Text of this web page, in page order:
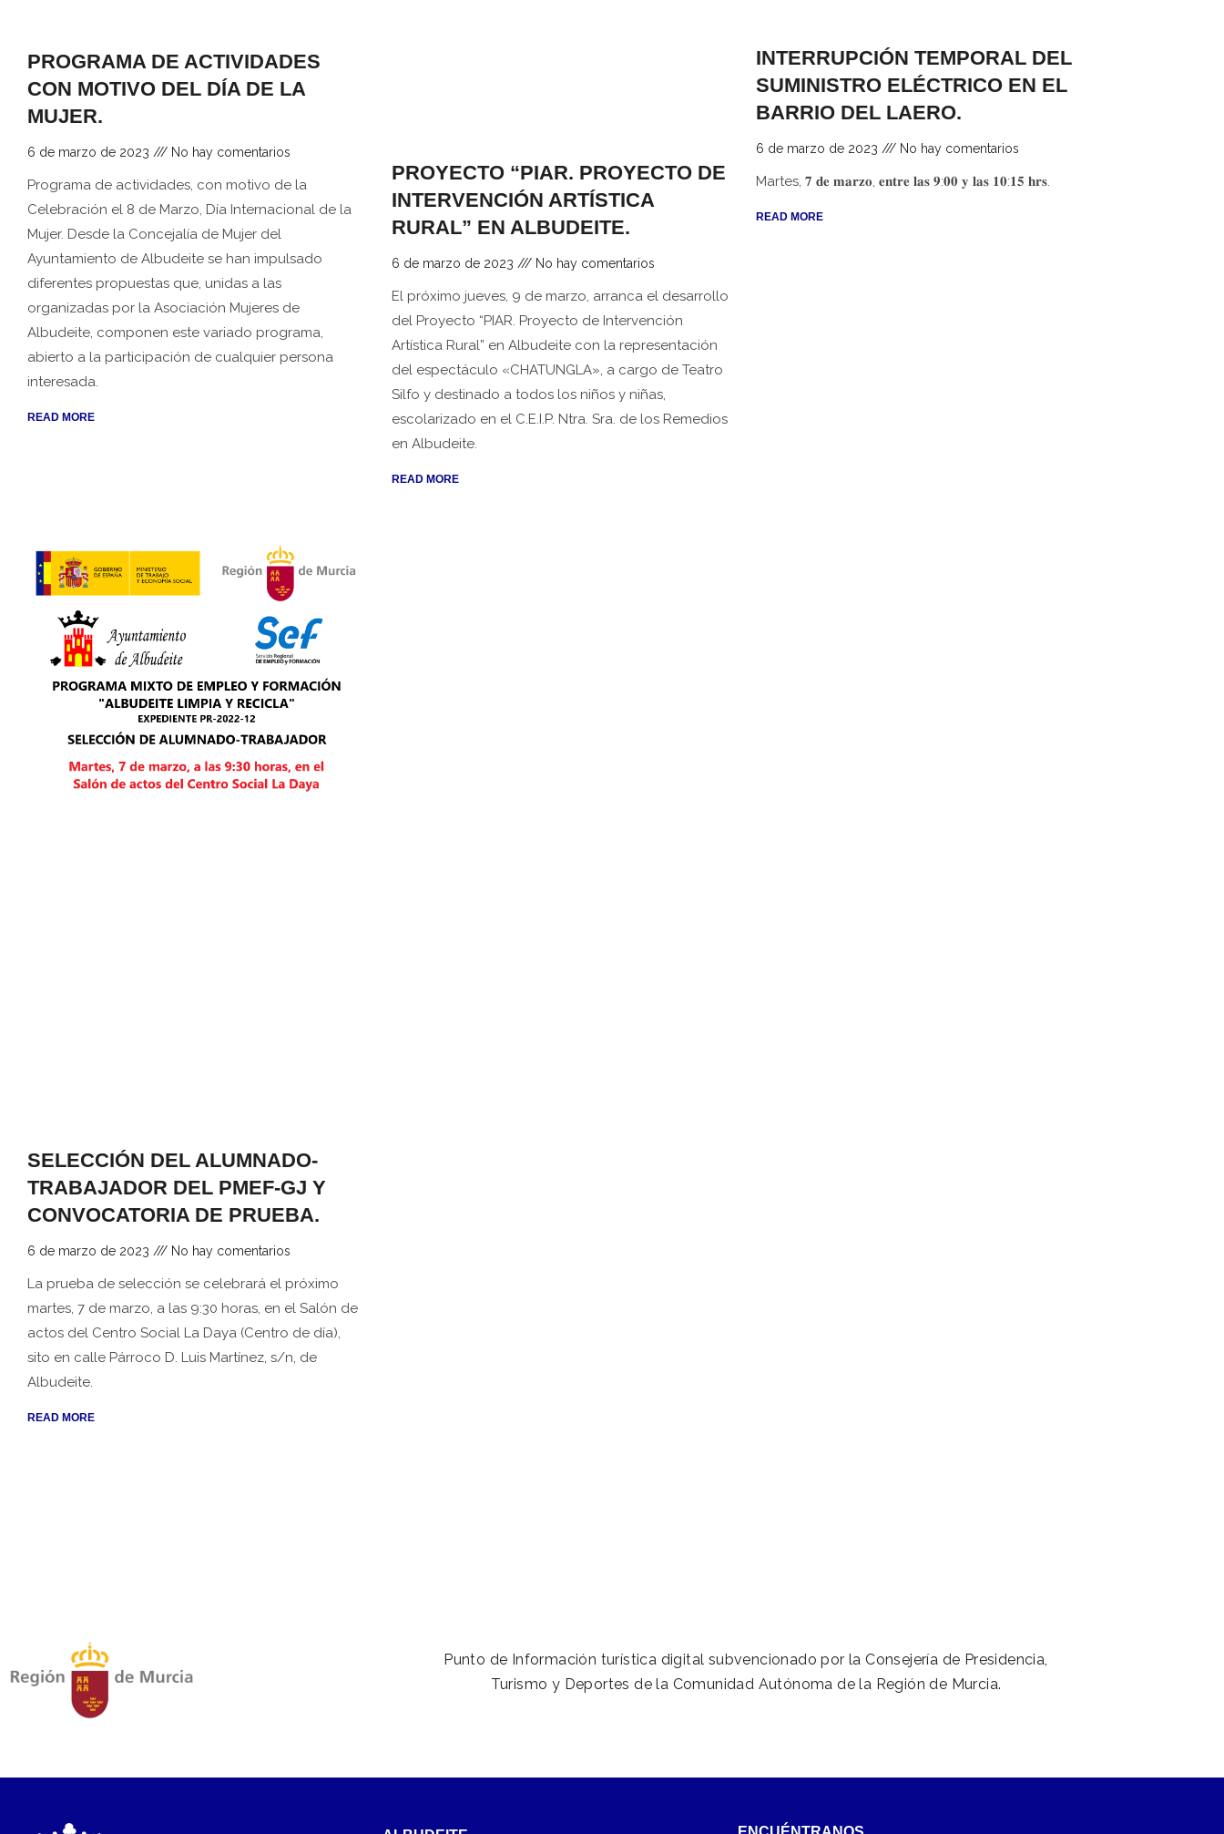
PROGRAMA DE ACTIVIDADES
CON MOTIVO DEL DÍA DE LA
MUJER.
6 de marzo de 2023 No hay comentarios
Programa de actividades, con motivo de la
Celebración el 8 de Marzo, Día Internacional de la
Mujer. Desde la Concejalía de Mujer del
Ayuntamiento de Albudeite se han impulsado
diferentes propuestas que, unidas a las
organizadas por la Asociación Mujeres de
Albudeite, componen este variado programa,
abierto a la participación de cualquier persona
interesada.
READ MORE
PROYECTO “PIAR. PROYECTO DE
INTERVENCIÓN ARTÍSTICA
RURAL” EN ALBUDEITE.
6 de marzo de 2023 No hay comentarios
El próximo jueves, 9 de marzo, arranca el desarrollo
del Proyecto “PIAR. Proyecto de Intervención
Artística Rural” en Albudeite con la representación
del espectáculo «CHATUNGLA», a cargo de Teatro
Silfo y destinado a todos los niños y niñas,
escolarizado en el C.E.I.P. Ntra. Sra. de los Remedios
en Albudeite.
READ MORE
INTERRUPCIÓN TEMPORAL DEL
SUMINISTRO ELÉCTRICO EN EL
BARRIO DEL LAERO.
6 de marzo de 2023 No hay comentarios
Martes, 𝟕 𝐝𝐞 𝐦𝐚𝐫𝐳𝐨, 𝐞𝐧𝐭𝐫𝐞 𝐥𝐚𝐬 𝟗:𝟎𝟎 𝐲 𝐥𝐚𝐬 𝟏𝟎:𝟏𝟓 𝐡𝐫𝐬.
READ MORE
SELECCIÓN DEL ALUMNADO-
TRABAJADOR DEL PMEF-GJ Y
CONVOCATORIA DE PRUEBA.
6 de marzo de 2023 No hay comentarios
La prueba de selección se celebrará el próximo
martes, 7 de marzo, a las 9:30 horas, en el Salón de
actos del Centro Social La Daya (Centro de día),
sito en calle Párroco D. Luis Martínez, s/n, de
Albudeite.
READ MORE
Punto de Información turística digital subvencionado por la Consejería de Presidencia,
Turismo y Deportes de la Comunidad Autónoma de la Región de Murcia.